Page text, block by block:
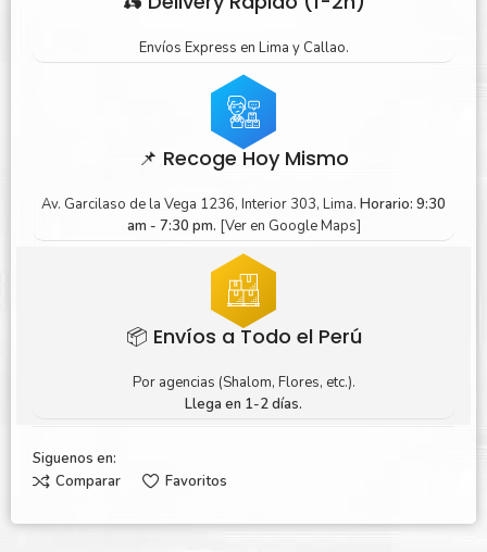
Envíos Express en Lima y Callao.
📌 Recoge Hoy Mismo
Av. Garcilaso de la Vega 1236, Interior 303, Lima. Horario: 9:30
am - 7:30 pm. [Ver en Google Maps]
📦 Envíos a Todo el Perú
Por agencias (Shalom, Flores, etc.).
Llega en 1-2 días.
Siguenos en:
Comparar
Favoritos